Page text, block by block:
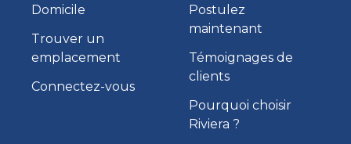
Domicile
Trouver un
emplacement
Connectez-vous
Postulez
maintenant
Témoignages de
clients
Pourquoi choisir
Riviera ?